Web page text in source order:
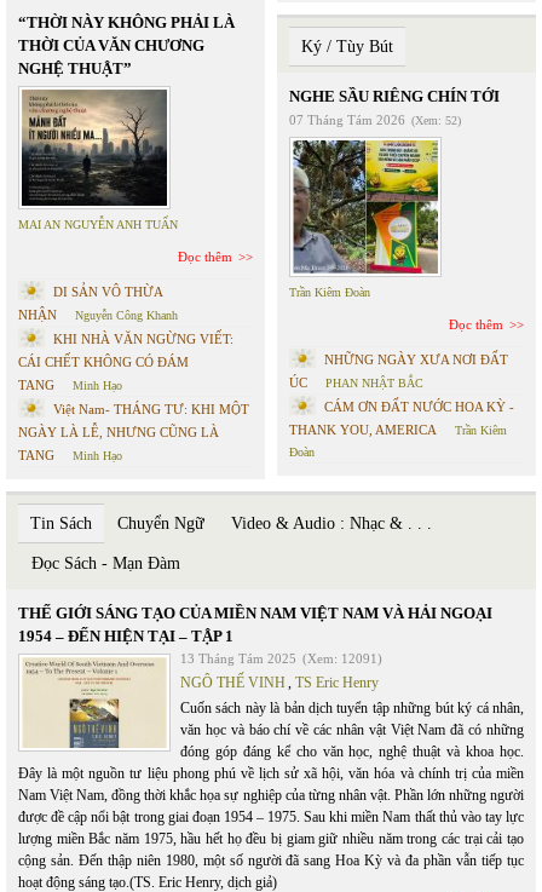
“THỜI NÀY KHÔNG PHẢI LÀ
THỜI CỦA VĂN CHƯƠNG
NGHỆ THUẬT”
MAI AN NGUYỄN ANH TUẤN
Đọc thêm
DI SẢN VÔ THỪA
NHẬN
Nguyễn Công Khanh
KHI NHÀ VĂN NGỪNG VIẾT:
CÁI CHẾT KHÔNG CÓ ĐÁM
TANG
Minh Hạo
Việt Nam- THÁNG TƯ: KHI MỘT
NGÀY LÀ LỄ, NHƯNG CŨNG LÀ
TANG
Minh Hạo
Ký / Tùy Bút
NGHE SẦU RIÊNG CHÍN TỚI
07 Tháng Tám 2026 (Xem: 52)
Trần Kiêm Đoàn
Đọc thêm
NHỮNG NGÀY XƯA NƠI ĐẤT
ÚC
PHAN NHẬT BẮC
CÁM ƠN ĐẤT NƯỚC HOA KỲ -
THANK YOU, AMERICA
Trần Kiêm
Đoàn
Tin Sách Chuyển Ngữ Video & Audio : Nhạc & . . .
Đọc Sách - Mạn Đàm
THẾ GIỚI SÁNG TẠO CỦA MIỀN NAM VIỆT NAM VÀ HẢI NGOẠI
1954 – ĐẾN HIỆN TẠI – TẬP 1
13 Tháng Tám 2025 (Xem: 12091)
NGÔ THẾ VINH TS Eric Henry
Cuốn sách này là bản dịch tuyển tập những bút ký cá nhân,
văn học và báo chí về các nhân vật Việt Nam đã có những
đóng góp đáng kể cho văn học, nghệ thuật và khoa học.
Đây là một nguồn tư liệu phong phú về lịch sử xã hội, văn hóa và chính trị của miền
Nam Việt Nam, đồng thời khắc họa sự nghiệp của từng nhân vật. Phần lớn những người
được đề cập nổi bật trong giai đoạn 1954 – 1975. Sau khi miền Nam thất thủ vào tay lực
lượng miền Bắc năm 1975, hầu hết họ đều bị giam giữ nhiều năm trong các trại cải tạo
cộng sản. Đến thập niên 1980, một số người đã sang Hoa Kỳ và đa phần vẫn tiếp tục
hoạt động sáng tạo.(TS. Eric Henry, dịch giả)